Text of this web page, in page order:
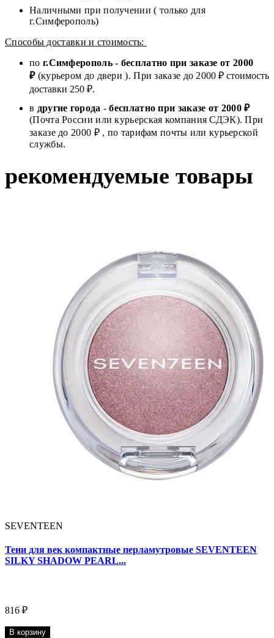
Наличными при получении ( только для
г.Симферополь)
Способы доставки и стоимость:
по г.Симферополь- бесплатно при заказе от 2000
₽(курьером до двери ). При заказе до 2000 ₽ стоимость
доставки 250 ₽.
в другие города -бесплатно при заказе от 2000 ₽
(Почта России или курьерская компания СДЭК). При
заказе до 2000 ₽ , по тарифам почты или курьерской
службы.
рекомендуемые товары
SEVENTEEN
Тени для век компактные перламутровые SEVENTEEN
SILKY SHADOW PEARL...
816 ₽
В корзину